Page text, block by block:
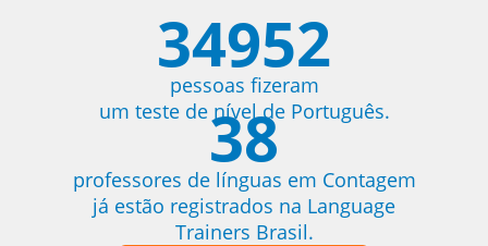
34952
pessoas fizeram
um teste de nível de Português.
38
professores de línguas em Contagem
já estão registrados na Language
Trainers Brasil.